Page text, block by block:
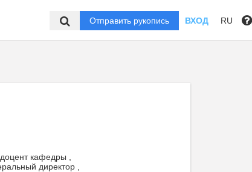
Отправить рукопись ВХОД RU
кафедры ,
директор ,